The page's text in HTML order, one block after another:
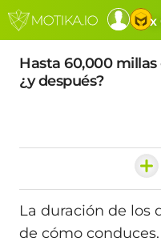
x
Hasta 60,000
¿y después?
La duración de los
de cómo